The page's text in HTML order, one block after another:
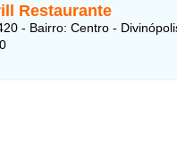
Restaurante
- Bairro: Centro -